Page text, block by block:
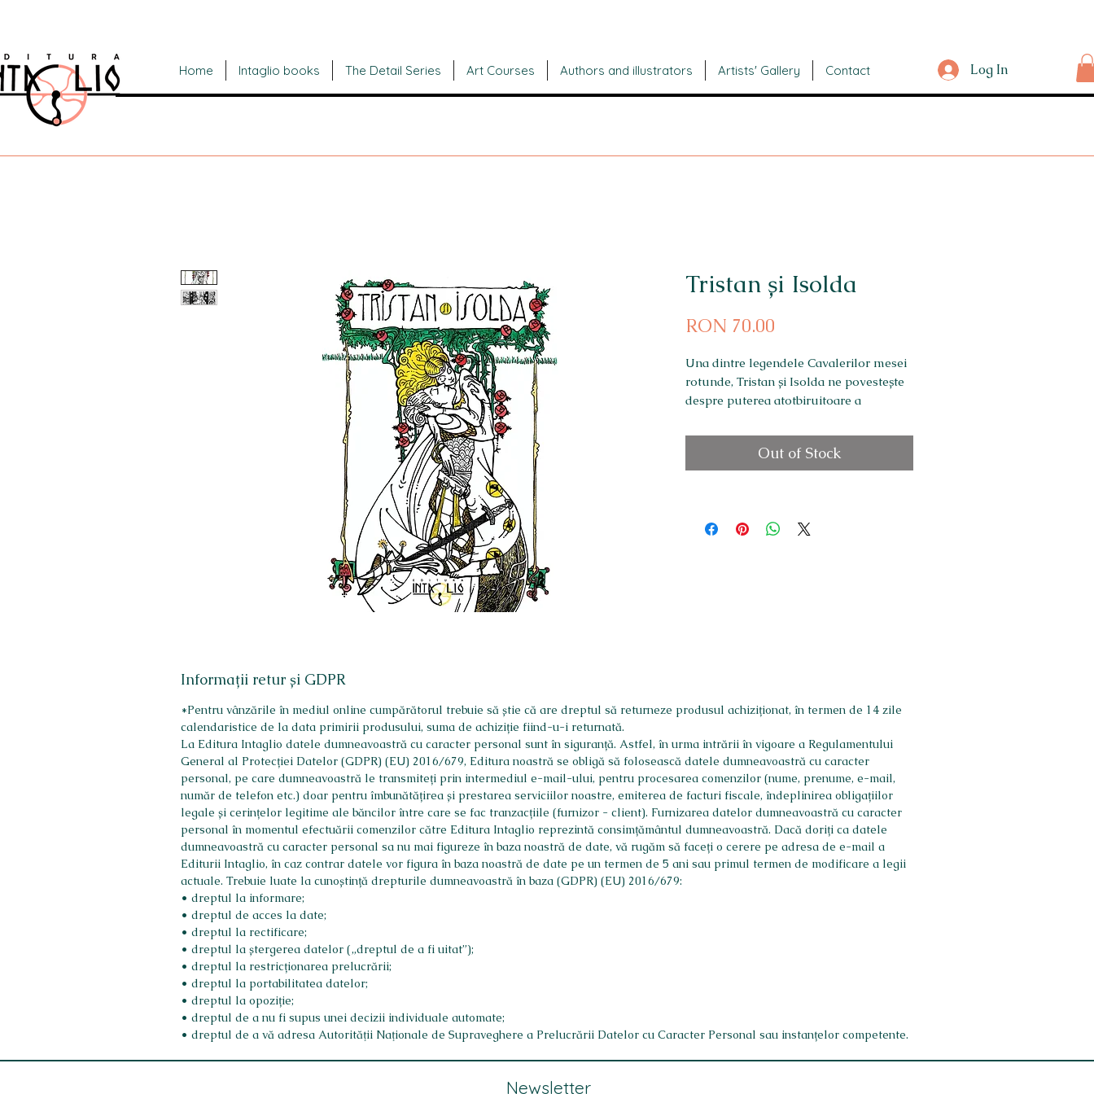
Home Intaglio books The Detail Series Art Courses Authors and illustrators Artists' Gallery Contact Log In
Tristan și Isolda
RON 70.00
Una dintre legendele Cavalerilor mesei
rotunde, Tristan și Isolda ne povestește
despre puterea atotbiruitoare a
Poveste adaptată de Mircea Bujoreanu,
copertă și ilustrații de Bogdan Gărgăriță
30 pagini
Out of Stock
Informații retur și GDPR
*Pentru vânzările în mediul online cumpărătorul trebuie să știe că are dreptul să returneze produsul achiziționat, în termen de 14 zile
calendaristice de la data primirii produsului, suma de achiziție fiind-u-i returnată.
La Editura Intaglio datele dumneavoastră cu caracter personal sunt în siguranță. Astfel, în urma intrării în vigoare a Regulamentului
General al Protecției Datelor (GDPR) (EU) 2016/679, Editura noastră se obligă să folosească datele dumneavoastră cu caracter
personal, pe care dumneavoastră le transmiteți prin intermediul e-mail-ului, pentru procesarea comenzilor (nume, prenume, e-mail,
număr de telefon etc.) doar pentru îmbunătățirea și prestarea serviciilor noastre, emiterea de facturi fiscale, îndeplinirea obligațiilor
legale și cerințelor legitime ale băncilor între care se fac tranzacțiile (furnizor - client). Furnizarea datelor dumneavoastră cu caracter
personal în momentul efectuării comenzilor către Editura Intaglio reprezintă consimțământul dumneavoastră. Dacă doriți ca datele
dumneavoastră cu caracter personal sa nu mai figureze în baza noastră de date, vă rugăm să faceți o cerere pe adresa de e-mail a
Editurii Intaglio, în caz contrar datele vor figura în baza noastră de date pe un termen de 5 ani sau primul termen de modificare a legii
actuale. Trebuie luate la cunoștință drepturile dumneavoastră în baza (GDPR) (EU) 2016/679:
• dreptul la informare;
• dreptul de acces la date;
• dreptul la rectificare;
• dreptul la ștergerea datelor („dreptul de a fi uitat”);
• dreptul la restricționarea prelucrării;
• dreptul la portabilitatea datelor;
• dreptul la opoziție;
• dreptul de a nu fi supus unei decizii individuale automate;
• dreptul de a vă adresa Autorităţii Naţionale de Supraveghere a Prelucrării Datelor cu Caracter Personal sau instanțelor competente.
Newsletter